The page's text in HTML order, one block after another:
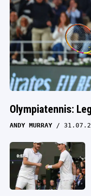
Olympiatennis:
ANDY MURRAY